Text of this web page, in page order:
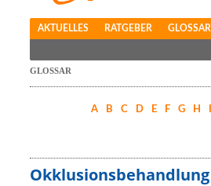
AKTUELLES RATGEBER GLOSSAR
GLOSSAR
A B C D E F G H
Okklusionsbehandlung